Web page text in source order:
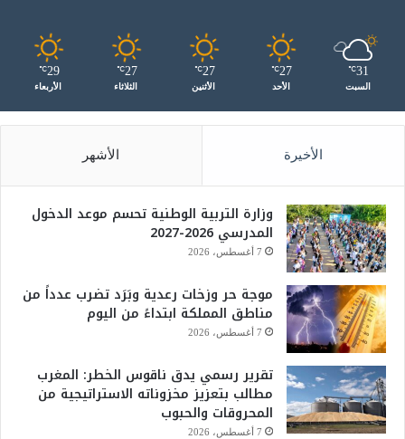
31
℃
السبت
27
℃
الأحد
27
℃
الأثنين
27
℃
الثلاثاء
29
℃
الأربعاء
الأخيرة الأشهر
وزارة التربية الوطنية تحسم موعد الدخول
المدرسي 2026-2027
7 أغسطس، 2026
موجة حر وزخات رعدية وبَرَد تضرب عدداً من
مناطق المملكة ابتداءً من اليوم
7 أغسطس، 2026
تقرير رسمي يدق ناقوس الخطر: المغرب
مطالب بتعزيز مخزوناته الاستراتيجية من
المحروقات والحبوب
7 أغسطس، 2026